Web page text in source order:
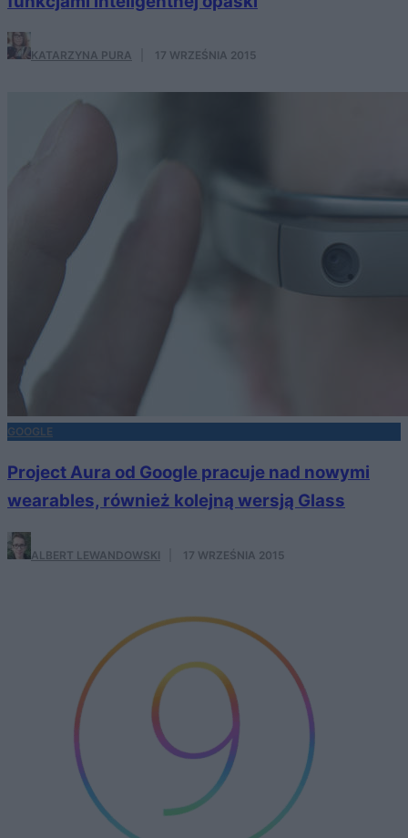
KATARZYNA PURA 17 WRZEŚNIA 2015
GOOGLE
Project Aura od Google pracuje nad nowymi
wearables, również kolejną wersją Glass
ALBERT LEWANDOWSKI 17 WRZEŚNIA 2015